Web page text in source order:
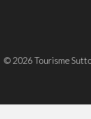
© 2026 Tourisme